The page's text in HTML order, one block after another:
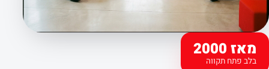
מאז 2000
בלב פתח תקווה
קצת עלינו